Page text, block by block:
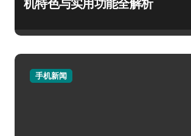
机特色与实用功能全解析
手机新闻